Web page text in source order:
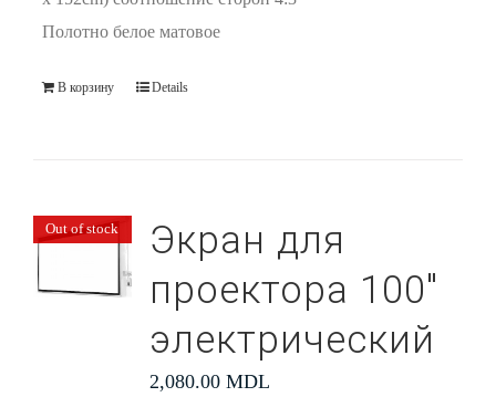
Полотно белое матовое
В корзину Details
Out of stock
Экран для
проектора 100″
электрический
2,080.00 MDL